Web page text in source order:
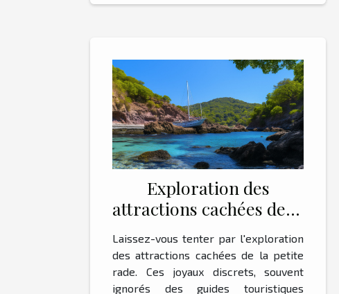
Exploration des
attractions cachées de la
petite rade
Laissez-vous tenter par l'exploration
des attractions cachées de la petite
rade. Ces joyaux discrets, souvent
ignorés des guides touristiques